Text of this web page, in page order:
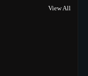
View All